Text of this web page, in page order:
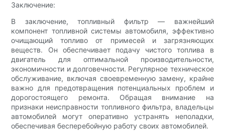
Заключение:
В заключение, топливный фильтр — важнейший
компонент топливной системы автомобиля, эффективно
очищающий топливо от примесей и загрязняющих
веществ. Он обеспечивает подачу чистого топлива в
двигатель для оптимальной производительности,
экономичности и долговечности. Регулярное техническое
обслуживание, включая своевременную замену, крайне
важно для предотвращения потенциальных проблем и
дорогостоящего ремонта. Обращая внимание на
признаки неисправности топливного фильтра, владельцы
автомобилей могут оперативно устранять неполадки,
обеспечивая бесперебойную работу своих автомобилей.